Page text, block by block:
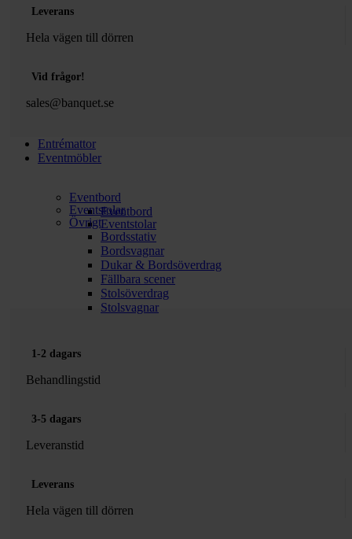
Leverans
Hela vägen till dörren
Vid frågor!
sales@banquet.se
Entrémattor
Eventmöbler
Eventbord
Eventbord
Eventstolar
Eventstolar
Övrigt
Bordsstativ
Bordsvagnar
Dukar & Bordsöverdrag
Fällbara scener
Stolsöverdrag
Stolsvagnar
1-2 dagars
Behandlingstid
3-5 dagars
Leveranstid
Leverans
Hela vägen till dörren